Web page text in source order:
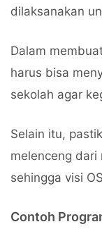
dilaksanakan
Dalam
harus bisa
sekolah agar
Selain itu,
melenceng
sehingga visi
Contoh